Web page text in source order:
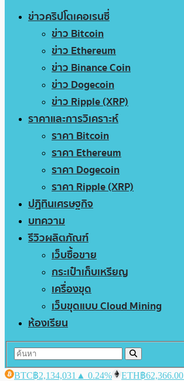
ข่าวคริปโตเคอเรนซี่
ข่าว Bitcoin
ข่าว Ethereum
ข่าว Binance Coin
ข่าว Dogecoin
ข่าว Ripple (XRP)
ราคาและการวิเคราะห์
ราคา Bitcoin
ราคา Ethereum
ราคา Dogecoin
ราคา Ripple (XRP)
ปฏิทินเศรษฐกิจ
บทความ
รีวิวผลิตภัณฑ์
เว็บซื้อขาย
กระเป๋าเก็บเหรียญ
เครื่องขุด
เว็บขุดแบบ Cloud Mining
ห้องเรียน
BTC฿2,134,031 ▲ 0.24% ETH฿62,366.00